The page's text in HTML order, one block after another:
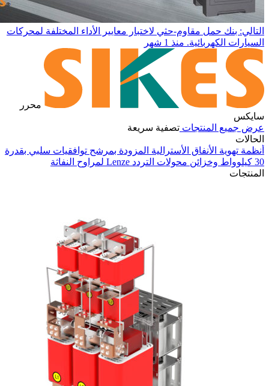
التالي: بنك حمل مقاوم-حثي لاختبار معايير الأداء المختلفة لمحركات
السيارات الكهربائية. منذ 1 شهر
محرر
سايكس
عرض جميع المنتجات تصفية سريعة
الحالات
أنظمة تهوية الأنفاق الأسترالية المزودة بمرشح توافقيات سلبي بقدرة
30 كيلوواط وخزائن محولات التردد Lenze لمراوح النفاثة
المنتجات